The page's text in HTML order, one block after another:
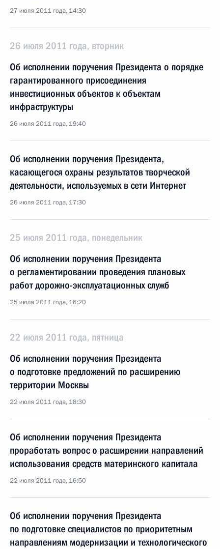
27 июля 2011 года, 14:30
26 июля 2011 года, вторник
Об исполнении поручения Президента о порядке
гарантированного присоединения
инвестиционных объектов к объектам
инфраструктуры
26 июля 2011 года, 19:40
Об исполнении поручения Президента,
касающегося охраны результатов творческой
деятельности, используемых в сети Интернет
26 июля 2011 года, 17:30
25 июля 2011 года, понедельник
Об исполнении поручения Президента
о регламентировании проведения плановых
работ дорожно-эксплуатационных служб
25 июля 2011 года, 16:20
22 июля 2011 года, пятница
Об исполнении поручения Президента
о подготовке предложений по расширению
территории Москвы
22 июля 2011 года, 18:30
Об исполнении поручения Президента
проработать вопрос о расширении направлений
использования средств материнского капитала
22 июля 2011 года, 16:50
Об исполнении поручения Президента
по подготовке специалистов по приоритетным
направлениям модернизации и технологического